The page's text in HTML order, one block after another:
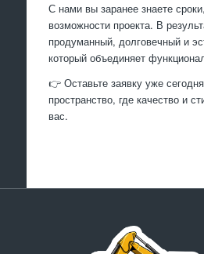
С нами вы заранее знаете
возможности проекта. В
продуманный, долговечный и
который объединяет
👉 Оставьте заявку уже
пространство, где качество и
вас.